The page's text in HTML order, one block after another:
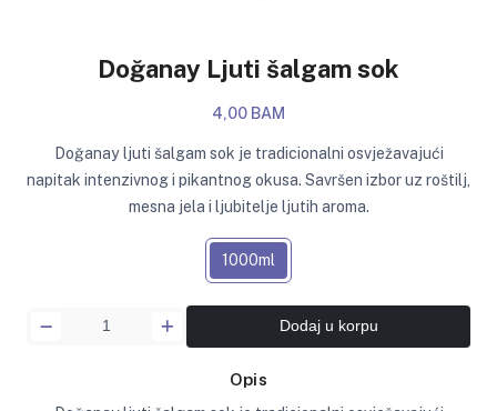
Doğanay Ljuti šalgam sok
4,00 BAM
Doğanay ljuti šalgam sok je tradicionalni osvježavajući
napitak intenzivnog i pikantnog okusa. Savršen izbor uz roštilj,
mesna jela i ljubitelje ljutih aroma.
1000ml
Dodaj u korpu
Opis